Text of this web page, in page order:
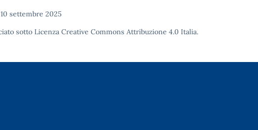
settembre 2025
sotto Licenza Creative Commons Attribuzione 4.0 Italia.